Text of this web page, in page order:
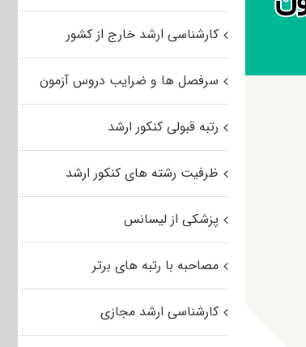
کارشناسی ارشد خارج از کشور
سرفصل ها و ضرایب دروس آزمون
رتبه قبولی کنکور ارشد
ظرفیت رشته های کنکور ارشد
پزشکی از لیسانس
مصاحبه با رتبه های برتر
کارشناسی ارشد مجازی